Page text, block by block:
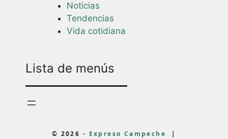
Noticias
Tendencias
Vida cotidiana
Lista de menús
© 2026 - Expreso Campeche
|